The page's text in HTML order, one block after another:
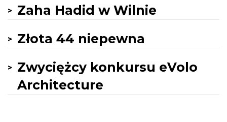
Zaha Hadid w Wilnie
Złota 44 niepewna
Zwyciężcy konkursu eVolo
Architecture